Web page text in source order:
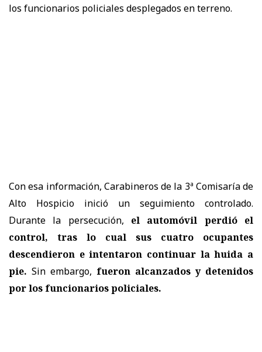
los funcionarios policiales desplegados en terreno.
Con esa información, Carabineros de la 3ª Comisaría de
Alto Hospicio inició un seguimiento controlado.
Durante la persecución, el automóvil perdió el
control, tras lo cual sus cuatro ocupantes
descendieron e intentaron continuar la huida a
pie. Sin embargo, fueron alcanzados y detenidos
por los funcionarios policiales.